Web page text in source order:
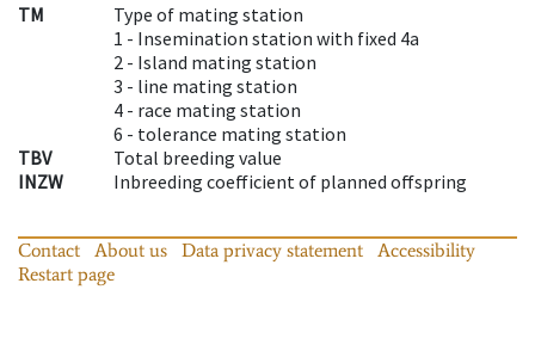
TM
Type of mating station
1 - Insemination station with fixed 4a
2 - Island mating station
3 - line mating station
4 - race mating station
6 - tolerance mating station
TBV
Total breeding value
INZW
Inbreeding coefficient of planned offspring
Contact About us Data privacy statement
Accessibility
Restart page